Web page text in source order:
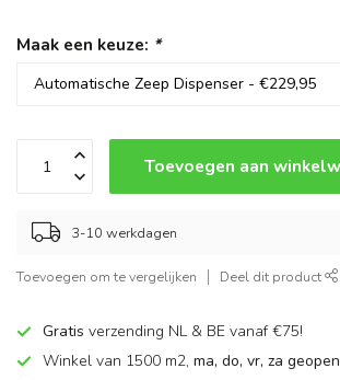
Maak een keuze: *
Toevoegen aan
3-10 werkdagen
Toevoegen om te vergelijken Deel dit product
Gratis verzending NL & BE vanaf €75!
Winkel van 1500 m2, ma, do, vr, za